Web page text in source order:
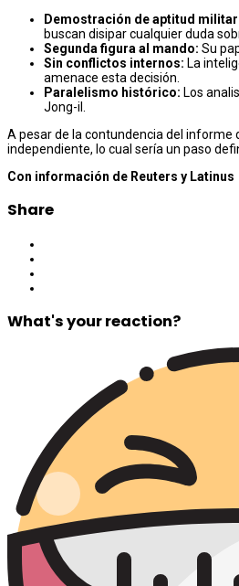
Demostración de aptitud
buscan disipar cualquier duda
Segunda figura al mando: Su
Sin conflictos internos: La
amenace esta decisión.
Paralelismo histórico: Los
Jong-il.
A pesar de la contundencia del informe
independiente, lo cual sería un paso
Con información de Reuters y Latinus
Share
What's your reaction?